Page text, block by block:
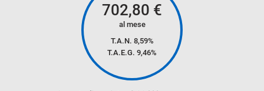
ALIMENTAZIONE( BENZINA ,DIESEL, METANO, GPL,
ELETTRICO, HYBRID)
CHILOMETRI PERCORSI
ANNO IMMATRICOLAZIONE
702,80 €
al mese
T.A.N. 8,59%
T.A.E.G. 9,46%